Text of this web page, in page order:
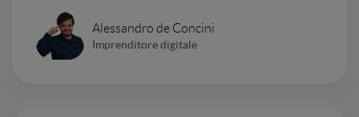
Alessandro de Concini
Imprenditore digitale